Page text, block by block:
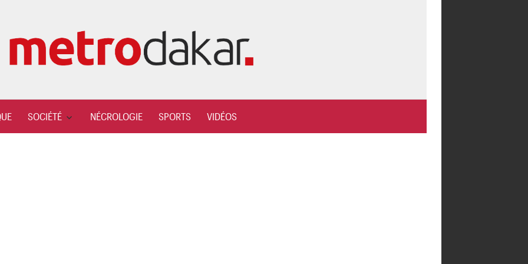
SOCIÉTÉ NÉCROLOGIE SPORTS VIDÉOS